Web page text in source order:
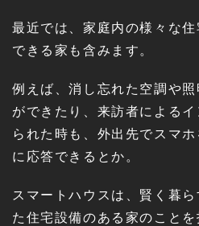
最近では、家庭内の様々な
できる家も含みます。
例えば、消し忘れた空調や
ができたり、来訪者による
られた時も、外出先でスマ
に応答できるとか。
スマートハウスは、賢く暮
た住宅設備のある家のこと